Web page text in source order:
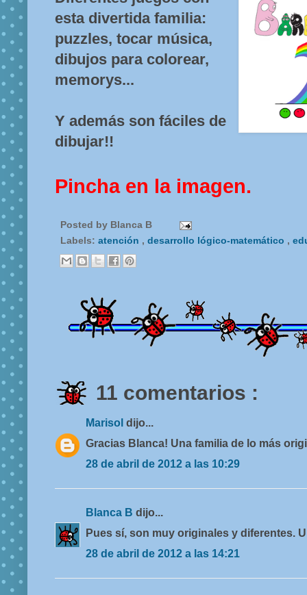
esta divertida familia:
puzzles, tocar música,
dibujos para colorear,
memorys...
Y además son fáciles de
dibujar!!
Pincha en la imagen.
Posted by Blanca B
Labels: atención , desarrollo lógico-matemático ,
11 comentarios :
Marisol dijo...
Gracias Blanca! Una familia de lo más
28 de abril de 2012 a las 10:29
Blanca B dijo...
Pues sí, son muy originales y diferentes.
28 de abril de 2012 a las 14:21